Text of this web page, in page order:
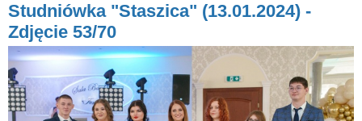
Studniówka "Staszica" (13.01.2024) -
Zdjęcie 53/70